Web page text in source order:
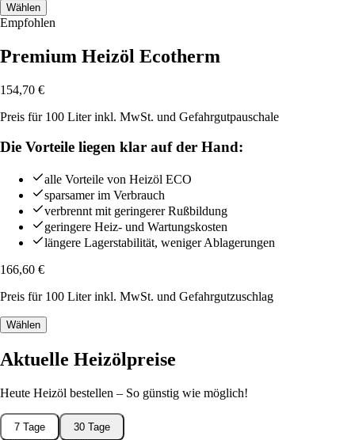
Wählen
Empfohlen
Premium Heizöl Ecotherm
154,70 €
Preis für 100 Liter inkl. MwSt. und Gefahrgutpauschale
Die Vorteile liegen klar auf der Hand:
alle Vorteile von Heizöl ECO
sparsamer im Verbrauch
verbrennt mit geringerer Rußbildung
geringere Heiz- und Wartungskosten
längere Lagerstabilität, weniger Ablagerungen
166,60 €
Preis für 100 Liter inkl. MwSt. und Gefahrgutzuschlag
Wählen
Aktuelle Heizölpreise
Heute Heizöl bestellen – So günstig wie möglich!
7 Tage 30 Tage